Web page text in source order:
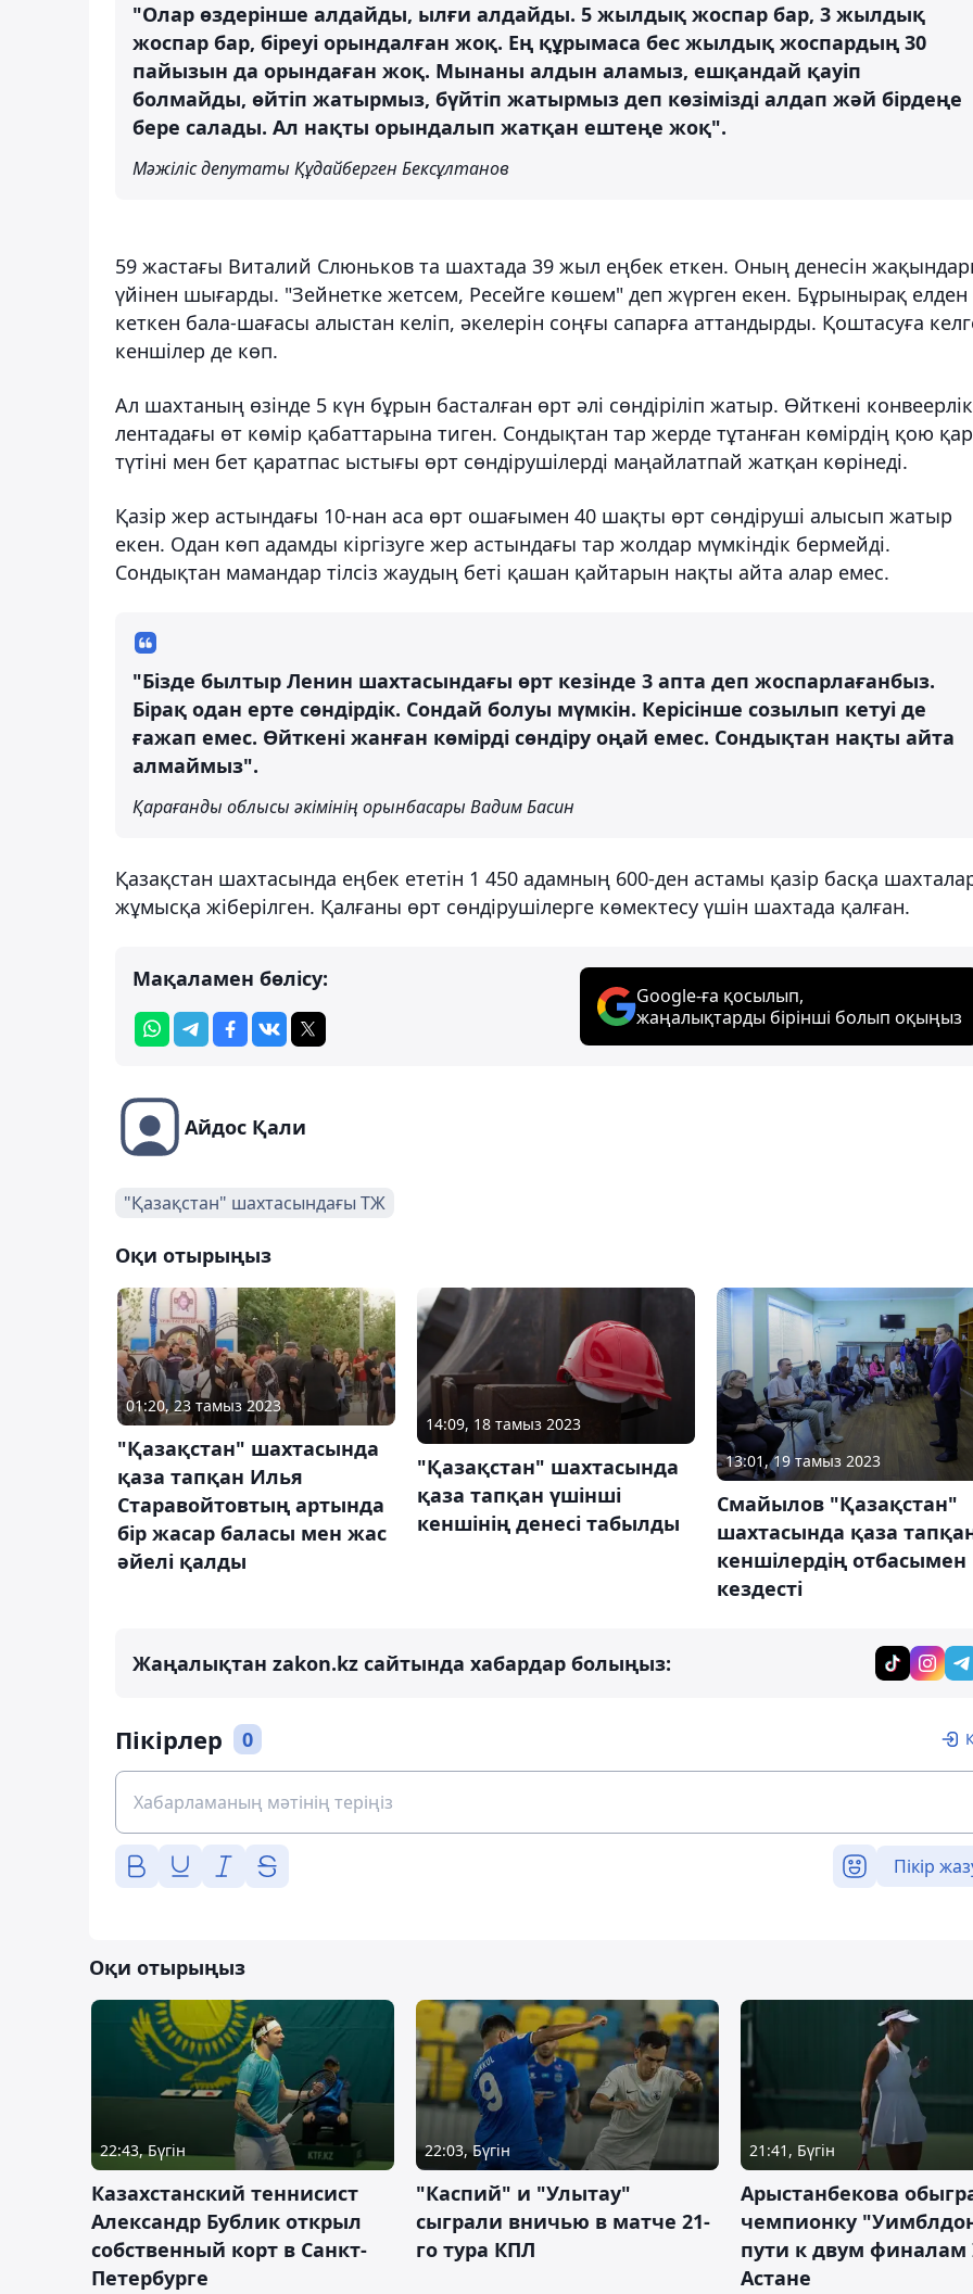
"Олар өздерінше алдайды, ылғи алдайды. 5 жылдық жоспар бар, 3 жылдық
жоспар бар, біреуі орындалған жоқ. Ең құрымаса бес жылдық жоспардың 30
пайызын да орындаған жоқ. Мынаны алдын аламыз, ешқандай қауіп
болмайды, өйтіп жатырмыз, бүйтіп жатырмыз деп көзімізді алдап жәй бірдеңе
бере салады. Ал нақты орындалып жатқан ештеңе жоқ".
Мәжіліс депутаты Құдайберген Бексұлтанов
59 жастағы Виталий Слюньков та шахтада 39 жыл еңбек еткен. Оның денесін
үйінен шығарды. "Зейнетке жетсем, Ресейге көшем" деп жүрген екен. Бұрынырақ елден
кеткен бала-шағасы алыстан келіп, әкелерін соңғы сапарға аттандырды. Қоштасуға
кеншілер де көп.
Ал шахтаның өзінде 5 күн бұрын басталған өрт әлі сөндіріліп жатыр. Өйткені конвеерлік
лентадағы өт көмір қабаттарына тиген. Сондықтан тар жерде тұтанған көмірдің қою
түтіні мен бет қаратпас ыстығы өрт сөндірушілерді маңайлатпай жатқан көрінеді.
Қазір жер астындағы 10-нан аса өрт ошағымен 40 шақты өрт сөндіруші алысып жатыр
екен. Одан көп адамды кіргізуге жер астындағы тар жолдар мүмкіндік бермейді.
Сондықтан мамандар тілсіз жаудың беті қашан қайтарын нақты айта алар емес.
"Бізде былтыр Ленин шахтасындағы өрт кезінде 3 апта деп жоспарлағанбыз.
Бірақ одан ерте сөндірдік. Сондай болуы мүмкін. Керісінше созылып кетуі де
ғажап емес. Өйткені жанған көмірді сөндіру оңай емес. Сондықтан нақты айта
алмаймыз".
Қарағанды облысы әкімінің орынбасары Вадим Басин
Қазақстан шахтасында еңбек ететін 1 450 адамның 600-ден астамы қазір басқа
жұмысқа жіберілген. Қалғаны өрт сөндірушілерге көмектесу үшін шахтада қалған.
Мақаламен бөлісу:
Google-ға қосылып,
жаңалықтарды бірінші болып оқыңыз
Айдос Қали
"Қазақстан" шахтасындағы ТЖ
Оқи отырыңыз
01:20, 23 тамыз 2023
"Қазақстан" шахтасында
қаза тапқан Илья
Старавойтовтың артында
бір жасар баласы мен жас
әйелі қалды
14:09, 18 тамыз 2023
"Қазақстан" шахтасында
қаза тапқан үшінші
кеншінің денесі табылды
13:01, 19 тамыз 2023
Смайылов "Қазақстан"
шахтасында қаза
кеншілердің отбасымен
кездесті
Жаңалықтан zakon.kz сайтында хабардар болыңыз:
Пікірлер 0
Пікір
Оқи отырыңыз
22:43, Бүгін
Казахстанский теннисист
Александр Бублик открыл
собственный корт в Санкт-
Петербурге
22:03, Бүгін
"Каспий" и "Улытау"
сыграли вничью в матче 21-
го тура КПЛ
21:41, Бүгін
Арыстанбекова
чемпионку
пути к двум финалам
Астане